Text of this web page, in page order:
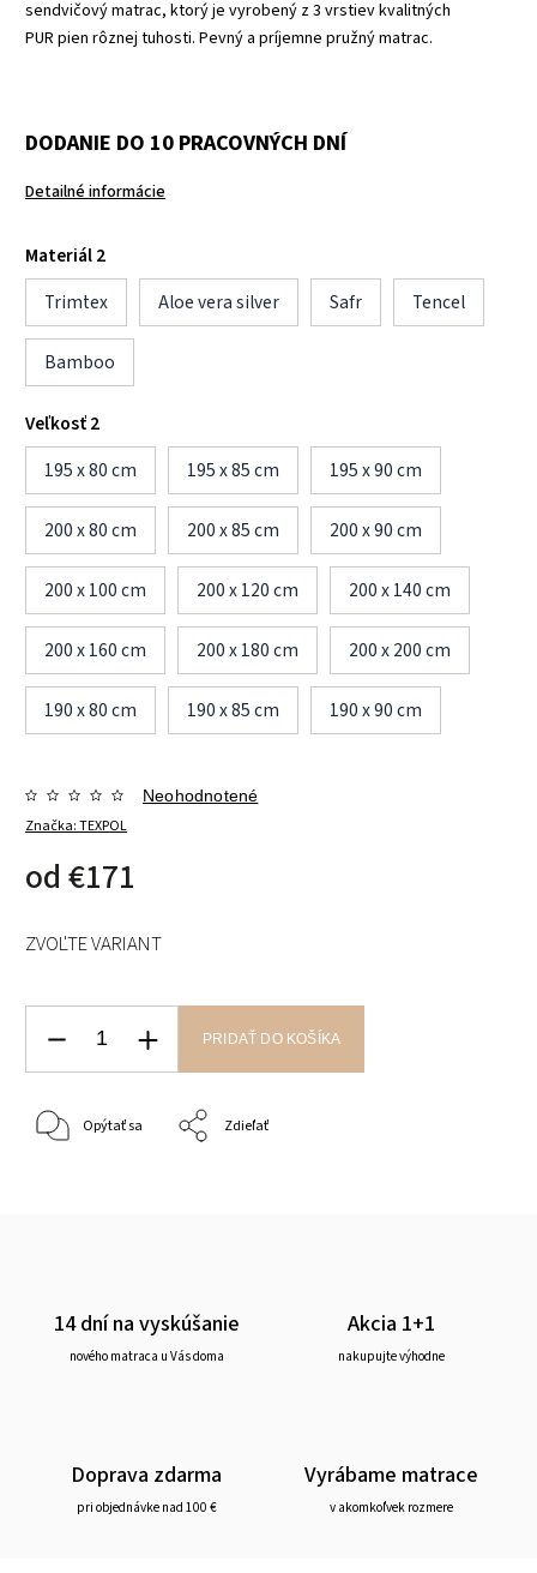
sendvičový matrac, ktorý je vyrobený z 3 vrstiev kvalitných
PUR pien rôznej tuhosti. Pevný a príjemne pružný matrac.
DODANIE DO 10 PRACOVNÝCH DNÍ
Detailné informácie
Materiál 2
Trimtex
Aloe vera silver Safr Tencel
Bamboo
Veľkosť 2
195 x 80 cm
195 x 85 cm 195 x 90 cm
200 x 80 cm 200 x 85 cm 200 x 90 cm
200 x 100 cm 200 x 120 cm 200 x 140 cm
200 x 160 cm 200 x 180 cm 200 x 200 cm
190 x 80 cm 190 x 85 cm 190 x 90 cm
Značka:TEXPOL
Neohodnotené
od €171
ZVOĽTE VARIANT
PRIDAŤ DO KOŠÍKA
Opýtať sa Zdieľať
14 dní na vyskúšanie
nového matraca u Vás doma
Akcia 1+1
nakupujte výhodne
Doprava zdarma
pri objednávke nad 100 €
Vyrábame matrace
v akomkoľvek rozmere